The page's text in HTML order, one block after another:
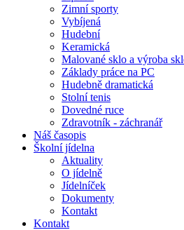
Zimní sporty
Vybíjená
Hudební
Keramická
Malované sklo a výroba
Základy práce na PC
Hudebně dramatická
Stolní tenis
Dovedné ruce
Zdravotník - záchranář
Náš časopis
Školní jídelna
Aktuality
O jídelně
Jídelníček
Dokumenty
Kontakt
Kontakt